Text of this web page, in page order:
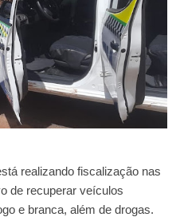
realizando fiscalização nas
de recuperar veículos
e branca, além de drogas.